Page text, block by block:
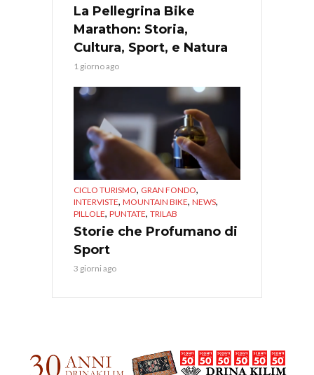
La Pellegrina Bike
Marathon: Storia,
Cultura, Sport, e Natura
1 giorno ago
CICLO TURISMO, GRAN FONDO,
INTERVISTE, MOUNTAIN BIKE, NEWS,
PILLOLE, PUNTATE, TRILAB
Storie che Profumano di
Sport
3 giorni ago